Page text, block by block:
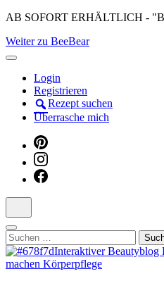
Skip
content
(Press
AB SOFORT ERHÄLTLICH -
Weiter zu BeeBear
Login
Registrieren
Rezept suchen
Überrasche mich
Suchen
nach: